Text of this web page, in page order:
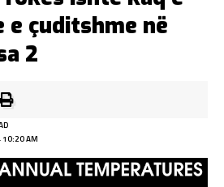
e çuditshme në
2
10:20 AM